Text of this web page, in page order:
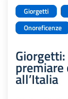
Giorgetti
Onoreficenze
all’Italia